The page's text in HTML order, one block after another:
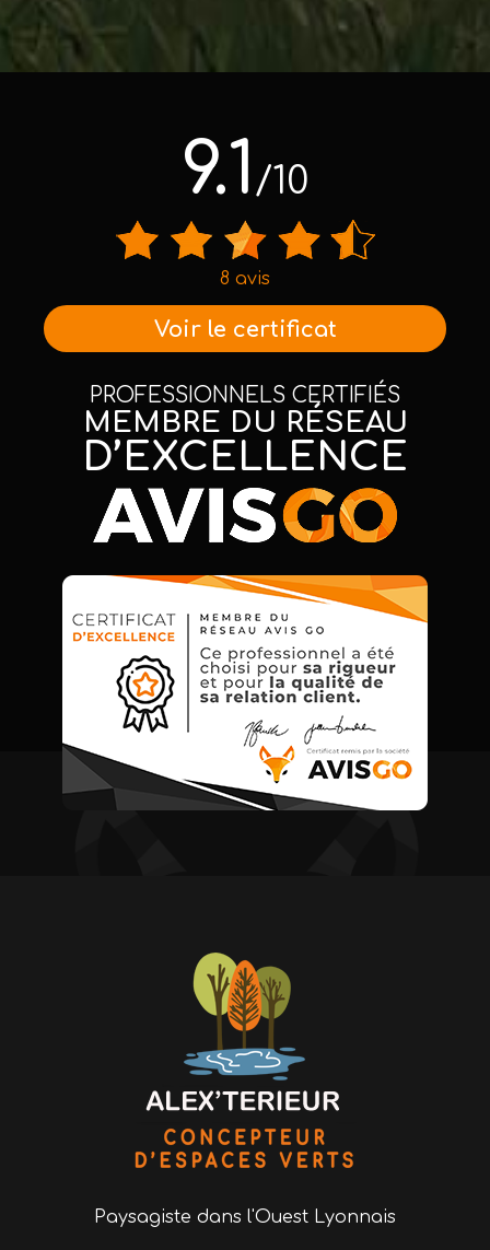
9.1 /10
8 avis
Voir le certificat
PROFESSIONNELS CERTIFIÉS
MEMBRE DU RÉSEAU
D’EXCELLENCE
Paysagiste dans l'Ouest Lyonnais